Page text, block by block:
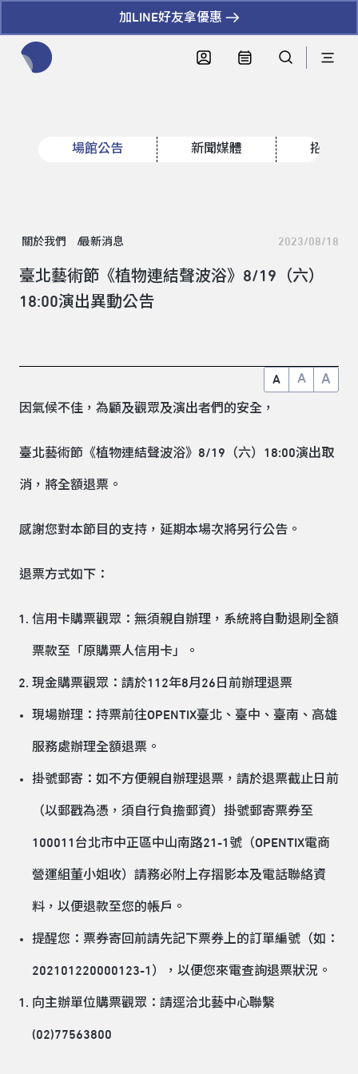
加LINE好友拿優惠
場館公告 新聞媒體 招標資
關於我們 最新消息 2023/08/18
臺北藝術節《植物連結聲波浴》8/19（六）
18:00演出異動公告
A A A
因氣候不佳，為顧及觀眾及演出者們的安全，
臺北藝術節《植物連結聲波浴》8/19（六）18:00演出取
消，將全額退票。
感謝您對本節目的支持，延期本場次將另行公告。
退票方式如下：
信用卡購票觀眾：無須親自辦理，系統將自動退刷全額
票款至「原購票人信用卡」。
現金購票觀眾：請於112年8月26日前辦理退票
現場辦理：持票前往OPENTIX臺北、臺中、臺南、高雄
服務處辦理全額退票。
掛號郵寄：如不方便親自辦理退票，請於退票截止日前
（以郵戳為憑，須自行負擔郵資）掛號郵寄票券至
100011台北市中正區中山南路21-1號（OPENTIX電商
營運組董小姐收）請務必附上存摺影本及電話聯絡資
料，以便退款至您的帳戶。
提醒您：票券寄回前請先記下票券上的訂單編號（如：
202101220000123-1），以便您來電查詢退票狀況。
向主辦單位購票觀眾：請逕洽北藝中心聯繫
(02)77563800